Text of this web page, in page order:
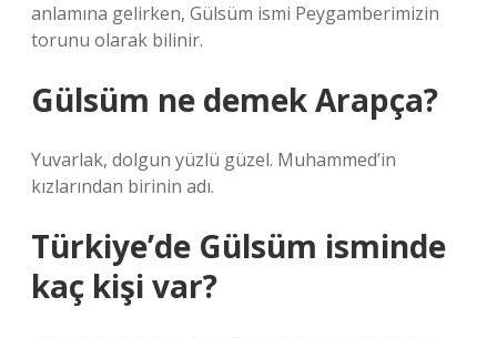
anlamına gelirken, Gülsüm ismi Peygamberimizin
torunu olarak bilinir.
Gülsüm ne demek Arapça?
Yuvarlak, dolgun yüzlü güzel. Muhammed’in
kızlarından birinin adı.
Türkiye’de Gülsüm isminde
kaç kişi var?